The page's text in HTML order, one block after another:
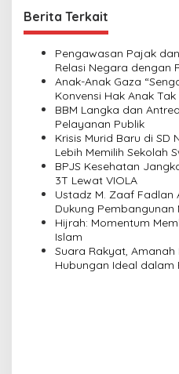
n
a
Berita Terkait
Pengawasan Pajak
Relasi Negara dengan
Anak-Anak Gaza
Konvensi Hak Anak
BBM Langka dan
Pelayanan Publik
Krisis Murid Baru di SD
Lebih Memilih Sekolah
BPJS Kesehatan
3T Lewat VIOLA
Ustadz M. Zaaf Fadlan
Dukung
Pengajian Yayasan
Hijrah: Momentum
Islam
Suara Rakyat,
Hubungan Ideal dalam